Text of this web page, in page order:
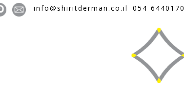
info@shiritderman.co.il 054-6440170